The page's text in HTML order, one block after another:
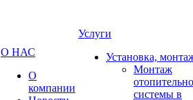
О НАС
О
компании
Услуги
Установка,
Монтаж
системы в